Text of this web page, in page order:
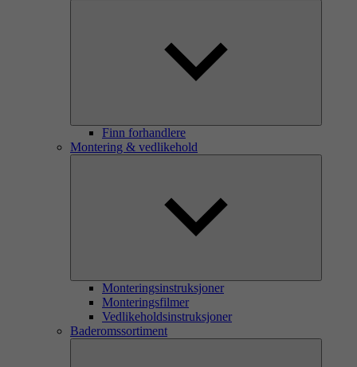
Finn forhandlere
Montering & vedlikehold
Monteringsinstruksjoner
Monteringsfilmer
Vedlikeholdsinstruksjoner
Baderomssortiment